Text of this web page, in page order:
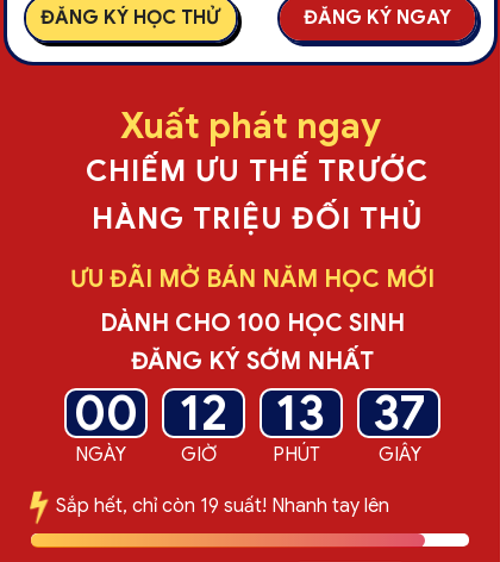
ĐĂNG KÝ HỌC THỬ ĐĂNG KÝ NGAY
ƯU ĐÃI MỞ BÁN NĂM HỌC MỚI
00 12 13 35
NGÀY GIỜ PHÚT GIÂY
DÀNH CHO 100 HỌC SINH
ĐĂNG KÝ SỚM NHẤT
Sắp hết, chỉ còn 19 suất! Nhanh tay lên
CHIẾM ƯU THẾ TRƯỚC
HÀNG TRIỆU ĐỐI THỦ
Xuất phát ngay